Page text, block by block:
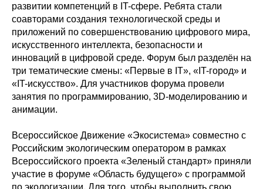
развитии компетенций в IT-сфере. Ребята стали
соавторами создания технологической среды и
приложений по совершенствованию цифрового мира,
искусственного интеллекта, безопасности и
инноваций в цифровой среде. Форум был разделён на
три тематические смены: «Первые в IT», «IT-город» и
«IT-искусство». Для участников форума провели
занятия по программированию, 3D-моделированию и
анимации.
Всероссийское Движение «Экосистема» совместно с
Российским экологическим оператором в рамках
Всероссийского проекта «Зеленый стандарт» приняли
участие в форуме «Область будущего» с программой
по экологизации. Для того, чтобы выполнить свою